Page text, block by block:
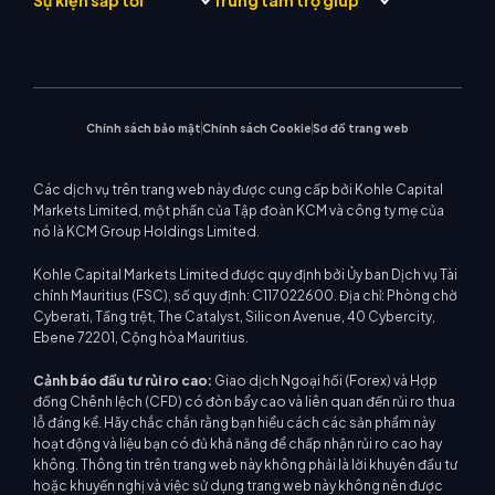
Triết lý công ty
Lịch kinh tế
Năng lượng
Chính sách bảo mậtChính sách CookieSơ đồ trang web
Các dịch vụ trên trang web này được cung cấp bởi Kohle Capital
Markets Limited, một phần của Tập đoàn KCM và công ty mẹ của
nó là KCM Group Holdings Limited.
Kohle Capital Markets Limited được quy định bởi Ủy ban Dịch vụ Tài
chính Mauritius (FSC), số quy định: C117022600. Địa chỉ: Phòng chờ
Cyberati, Tầng trệt, The Catalyst, Silicon Avenue, 40 Cybercity,
Ebene 72201, Cộng hòa Mauritius.
Cảnh báo đầu tư rủi ro cao: Giao dịch Ngoại hối (Forex) và Hợp
đồng Chênh lệch (CFD) có đòn bẩy cao và liên quan đến rủi ro thua
lỗ đáng kể. Hãy chắc chắn rằng bạn hiểu cách các sản phẩm này
hoạt động và liệu bạn có đủ khả năng để chấp nhận rủi ro cao hay
không. Thông tin trên trang web này không phải là lời khuyên đầu tư
hoặc khuyến nghị và việc sử dụng trang web này không nên được